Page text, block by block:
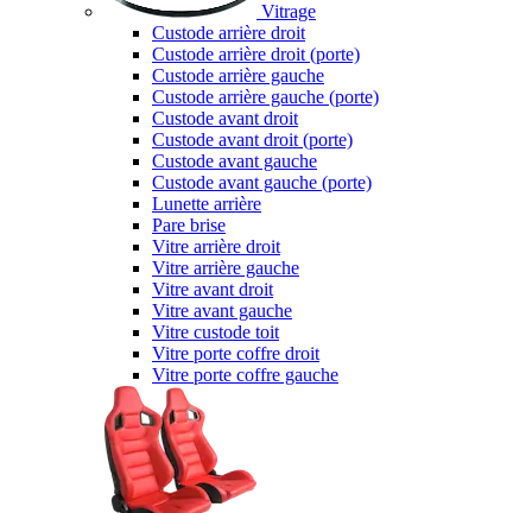
Vitrage
Custode arrière droit
Custode arrière droit (porte)
Custode arrière gauche
Custode arrière gauche (porte)
Custode avant droit
Custode avant droit (porte)
Custode avant gauche
Custode avant gauche (porte)
Lunette arrière
Pare brise
Vitre arrière droit
Vitre arrière gauche
Vitre avant droit
Vitre avant gauche
Vitre custode toit
Vitre porte coffre droit
Vitre porte coffre gauche